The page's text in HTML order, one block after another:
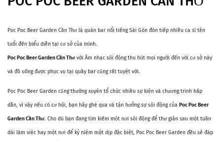
Poc Poc Beer Garden Cần Thơ là quán bar nổi tiếng Sài Gòn đón tiếp nhiều ca sĩ tên
tuổi đến biểu diễn tại cơ sở của mình.
Poc Poc Beer Garden Cần Thơ với Âm nhạc sôi động thu hút mọi người đến với cơ sở này
và đồ uống được phục vụ tại quầy bar cũng rất tuyệt vời.
Poc Poc Beer Garden cũng thường xuyên tổ chức nhiều sự kiện và chương trình hấp
dẫn, vì vậy nếu có cơ hội, bạn hãy ghé qua và tận hưởng sự sôi động của Poc Poc Beer
Garden Cần Thơ. Cho dù bạn đang tìm kiếm một nơi sôi động để thư giãn sau một tuần
dài làm việc hay một nơi để kỷ niệm một dịp đặc biệt, Poc Poc Beer Garden đều sẽ đáp